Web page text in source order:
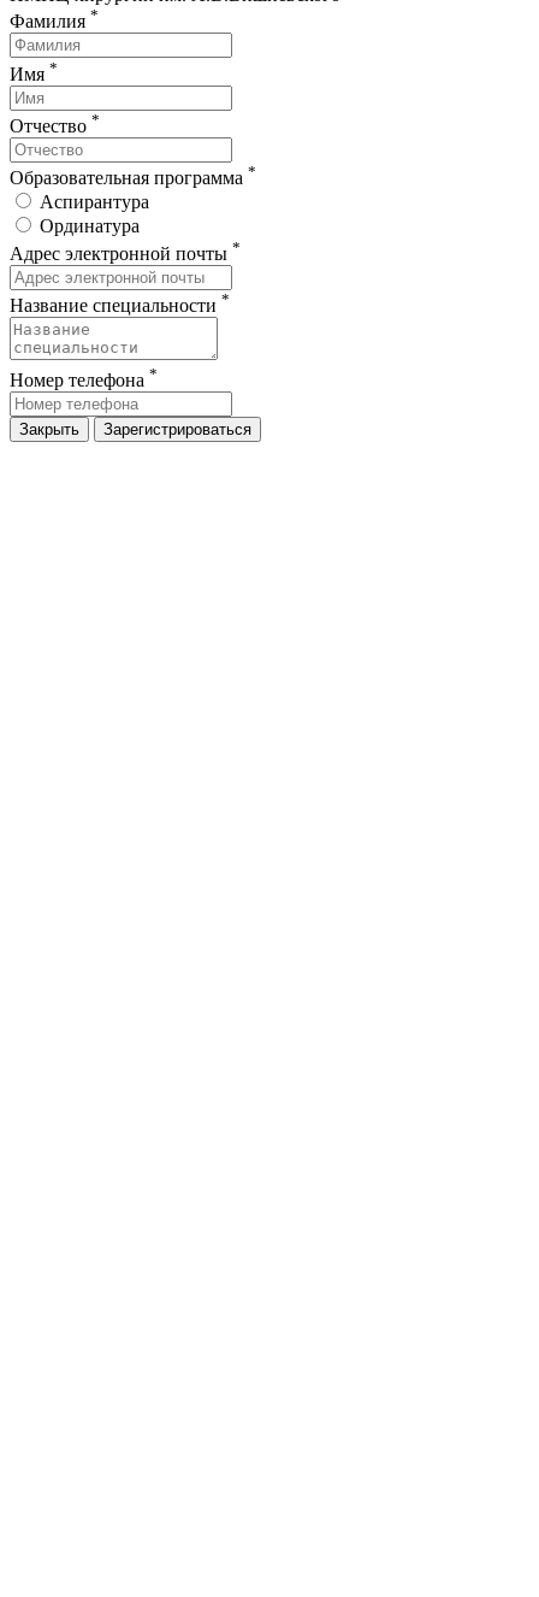
Фамилия *
Имя *
Отчество *
Образовательная программа *
Аспирантура
Ординатура
Адрес электронной почты *
Название специальности *
Номер телефона *
Закрыть